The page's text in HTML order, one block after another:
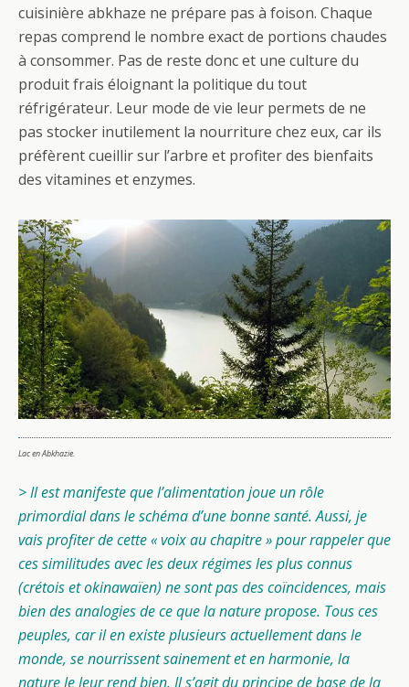
cuisinière abkhaze ne prépare pas à foison. Chaque
repas comprend le nombre exact de portions chaudes
à consommer. Pas de reste donc et une culture du
produit frais éloignant la politique du tout
réfrigérateur. Leur mode de vie leur permets de ne
pas stocker inutilement la nourriture chez eux, car ils
préfèrent cueillir sur l’arbre et profiter des bienfaits
des vitamines et enzymes.
Lac en Abkhazie.
> Il est manifeste que l’alimentation joue un rôle
primordial dans le schéma d’une bonne santé. Aussi, je
vais profiter de cette « voix au chapitre » pour rappeler que
ces similitudes avec les deux régimes les plus connus
(crétois et okinawaïen) ne sont pas des coïncidences, mais
bien des analogies de ce que la nature propose. Tous ces
peuples, car il en existe plusieurs actuellement dans le
monde, se nourrissent sainement et en harmonie, la
nature le leur rend bien. Il s’agit du principe de base de la